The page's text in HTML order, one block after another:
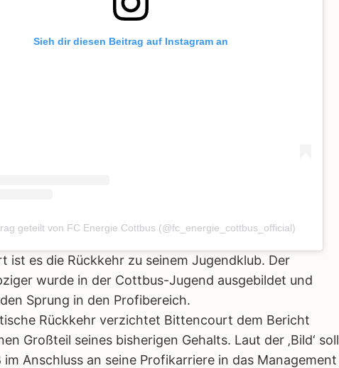
Sieh dir diesen Beitrag auf Instagram an
geteilt von FC Energie Cottbus (@fc_energie_cottbus_official)
ist es die Rückkehr zu seinem Jugendklub. Der
wurde in der Cottbus-Jugend ausgebildet und
Sprung in den Profibereich.
Rückkehr verzichtet Bittencourt dem Bericht
Großteil seines bisherigen Gehalts. Laut der ‚Bild‘ soll
Anschluss an seine Profikarriere in das Management